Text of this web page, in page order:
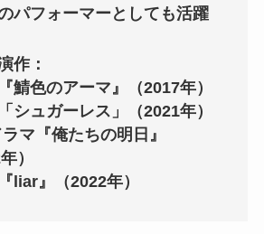
パフォーマーとしても活躍
作：
鯖色のアーマ』（2017年）
シュガーレス」（2021年）
マ『俺たちの明日』
）
liar』（2022年）